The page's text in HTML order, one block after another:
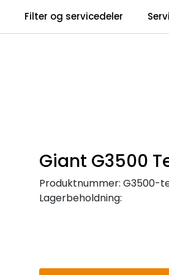
Filter og servicedeler
Giant G3500
Produktnummer: G3500-
Lagerbeholdning: